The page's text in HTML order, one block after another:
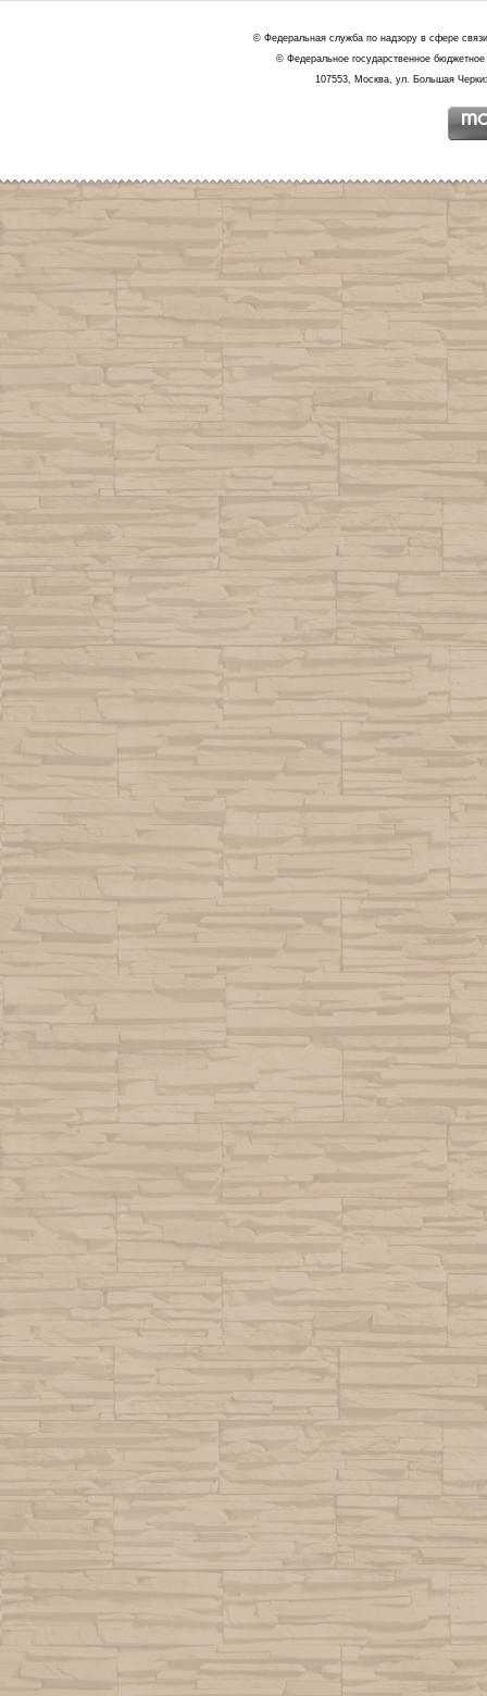
© Федеральная служба по надзору в сфере
© Федеральное государственное
107553, Москва, ул. Большая